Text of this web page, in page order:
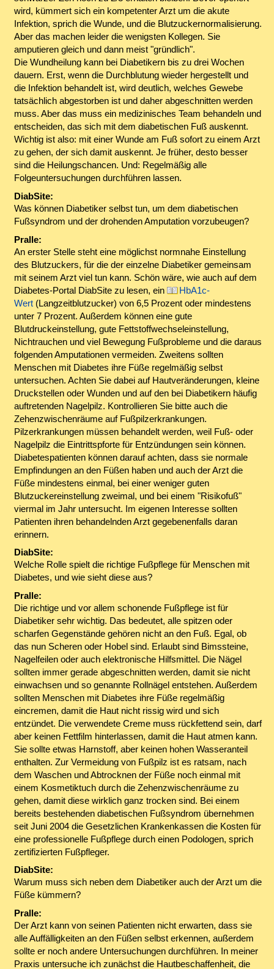
wird, kümmert sich ein kompetenter Arzt um die akute
Infektion, sprich die Wunde, und die Blutzuckernormalisierung.
Aber das machen leider die wenigsten Kollegen. Sie
amputieren gleich und dann meist "gründlich".
Die Wundheilung kann bei Diabetikern bis zu drei Wochen
dauern. Erst, wenn die Durchblutung wieder hergestellt und
die Infektion behandelt ist, wird deutlich, welches Gewebe
tatsächlich abgestorben ist und daher abgeschnitten werden
muss. Aber das muss ein medizinisches Team behandeln und
entscheiden, das sich mit dem diabetischen Fuß auskennt.
Wichtig ist also: mit einer Wunde am Fuß sofort zu einem Arzt
zu gehen, der sich damit auskennt. Je früher, desto besser
sind die Heilungschancen. Und: Regelmäßig alle
Folgeuntersuchungen durchführen lassen.
DiabSite:
Was können Diabetiker selbst tun, um dem diabetischen
Fußsyndrom und der drohenden Amputation vorzubeugen?
Pralle:
An erster Stelle steht eine möglichst normnahe Einstellung
des Blutzuckers, für die der einzelne Diabetiker gemeinsam
mit seinem Arzt viel tun kann. Schön wäre, wie auch auf dem
Diabetes-Portal DiabSite zu lesen, ein
HbA1c-
Wert(Langzeitblutzucker) von 6,5 Prozent oder mindestens
unter 7 Prozent. Außerdem können eine gute
Blutdruckeinstellung, gute Fettstoffwechseleinstellung,
Nichtrauchen und viel Bewegung Fußprobleme und die daraus
folgenden Amputationen vermeiden. Zweitens sollten
Menschen mit Diabetes ihre Füße regelmäßig selbst
untersuchen. Achten Sie dabei auf Hautveränderungen, kleine
Druckstellen oder Wunden und auf den bei Diabetikern häufig
auftretenden Nagelpilz. Kontrollieren Sie bitte auch die
Zehenzwischenräume auf Fußpilzerkrankungen.
Pilzerkrankungen müssen behandelt werden, weil Fuß- oder
Nagelpilz die Eintrittspforte für Entzündungen sein können.
Diabetespatienten können darauf achten, dass sie normale
Empfindungen an den Füßen haben und auch der Arzt die
Füße mindestens einmal, bei einer weniger guten
Blutzuckereinstellung zweimal, und bei einem "Risikofuß"
viermal im Jahr untersucht. Im eigenen Interesse sollten
Patienten ihren behandelnden Arzt gegebenenfalls daran
erinnern.
DiabSite:
Welche Rolle spielt die richtige Fußpflege für Menschen mit
Diabetes, und wie sieht diese aus?
Pralle:
Die richtige und vor allem schonende Fußpflege ist für
Diabetiker sehr wichtig. Das bedeutet, alle spitzen oder
scharfen Gegenstände gehören nicht an den Fuß. Egal, ob
das nun Scheren oder Hobel sind. Erlaubt sind Bimssteine,
Nagelfeilen oder auch elektronische Hilfsmittel. Die Nägel
sollten immer gerade abgeschnitten werden, damit sie nicht
einwachsen und so genannte Rollnägel entstehen. Außerdem
sollten Menschen mit Diabetes ihre Füße regelmäßig
eincremen, damit die Haut nicht rissig wird und sich
entzündet. Die verwendete Creme muss rückfettend sein, darf
aber keinen Fettfilm hinterlassen, damit die Haut atmen kann.
Sie sollte etwas Harnstoff, aber keinen hohen Wasseranteil
enthalten. Zur Vermeidung von Fußpilz ist es ratsam, nach
dem Waschen und Abtrocknen der Füße noch einmal mit
einem Kosmetiktuch durch die Zehenzwischenräume zu
gehen, damit diese wirklich ganz trocken sind. Bei einem
bereits bestehenden diabetischen Fußsyndrom übernehmen
seit Juni 2004 die Gesetzlichen Krankenkassen die Kosten für
eine professionelle Fußpflege durch einen Podologen, sprich
zertifizierten Fußpfleger.
DiabSite:
Warum muss sich neben dem Diabetiker auch der Arzt um die
Füße kümmern?
Pralle:
Der Arzt kann von seinen Patienten nicht erwarten, dass sie
alle Auffälligkeiten an den Füßen selbst erkennen, außerdem
sollte er noch andere Untersuchungen durchführen. In meiner
Praxis untersuche ich zunächst die Hautbeschaffenheit, die